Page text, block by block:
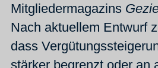
Mitgliedermagazins
Nach aktuellem Entwurf
dass
stärker begrenzt oder an